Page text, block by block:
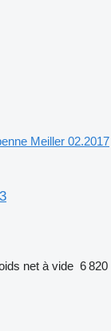
Meiller 02.2017
net à vide 6 820